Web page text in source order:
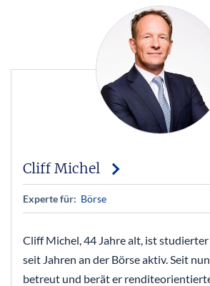
Cliff Michel
Experte für: Börse
Cliff Michel, 44 Jahre alt, ist
seit Jahren an der Börse aktiv. Seit
betreut und berät er